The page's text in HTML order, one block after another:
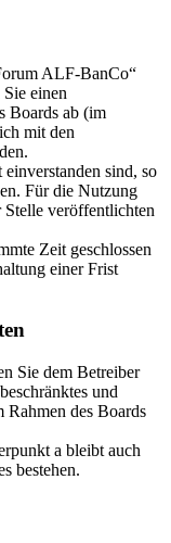
ALF-BanCo“
einen
Boards ab (im
mit den
sind, so
Für die Nutzung
Stelle veröffentlichten
Zeit geschlossen
einer Frist
Sie dem Betreiber
und
Rahmen des Boards
a bleibt auch
bestehen.